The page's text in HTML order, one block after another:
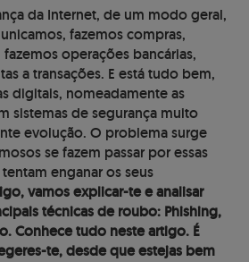
da Internet, de um modo geral,
fazemos compras,
operações bancárias,
a transações. E está tudo bem,
digitais, nomeadamente as
sistemas de segurança muito
evolução. O problema surge
se fazem passar por essas
enganar os seus
vamos explicar-te e analisar
técnicas de roubo: Phishing,
Conhece tudo neste artigo. É
te, desde que estejas bem